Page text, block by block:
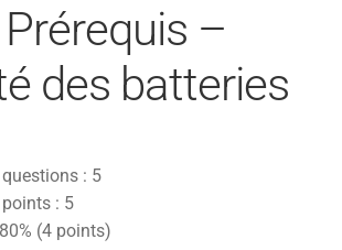
–
des batteries
: 5
: 5
(4 points)